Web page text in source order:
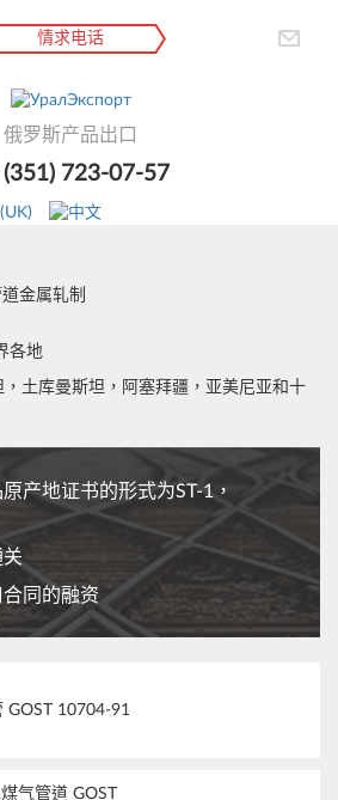
情求电话
俄罗斯产品出口
(351) 723-07-57
金属轧制
各地
土库曼斯坦，阿塞拜疆，亚美尼亚和十
产地证书的形式为ST-1，
同的融资
GOST 10704-91
气管道 GOST